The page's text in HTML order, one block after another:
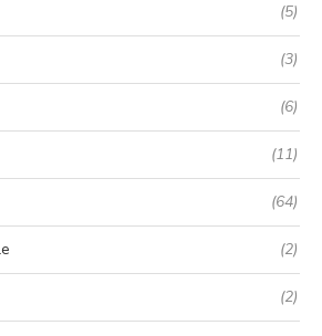
(5)
(3)
(6)
(11)
(64)
(2)
(2)